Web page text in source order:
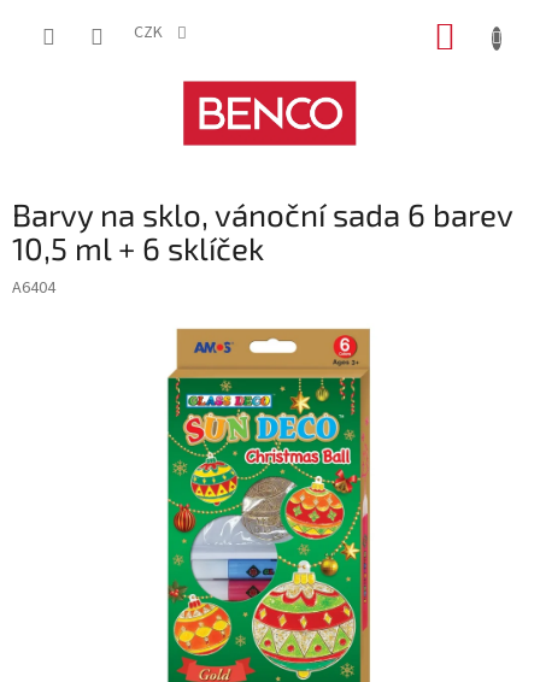
CZK
Barvy na sklo, vánoční sada 6 barev
10,5 ml + 6 sklíček
A6404